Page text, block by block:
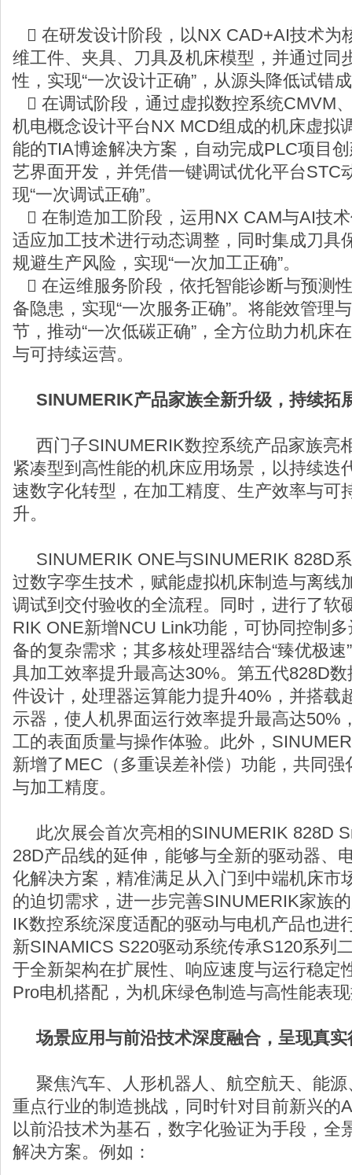
 在研发设计阶段，以NX CAD+AI技术为
维工件、夹具、刀具及机床模型，并通过同
性，实现“一次设计正确”，从源头降低试错
 在调试阶段，通过虚拟数控系统CMVM
机电概念设计平台NX MCD组成的机床虚拟
能的TIA博途解决方案，自动完成PLC项目
艺界面开发，并凭借一键调试优化平台STC
现“一次调试正确”。
 在制造加工阶段，运用NX CAM与AI技
适应加工技术进行动态调整，同时集成刀具
规避生产风险，实现“一次加工正确”。
 在运维服务阶段，依托智能诊断与预测
备隐患，实现“一次服务正确”。将能效管理
节，推动“一次低碳正确”，全方位助力机床
与可持续运营。
SINUMERIK产品家族全新升级，持续拓
西门子SINUMERIK数控系统产品家族亮
紧凑型到高性能的机床应用场景，以持续迭
速数字化转型，在加工精度、生产效率与可
升。
SINUMERIK ONE与SINUMERIK 828D
过数字孪生技术，赋能虚拟机床制造与离线
调试到交付验收的全流程。同时，进行了软
RIK ONE新增NCU Link功能，可协同控制
备的复杂需求；其多核处理器结合“臻优极
具加工效率提升最高达30%。第五代828D
件设计，处理器运算能力提升40%，并搭载
示器，使人机界面运行效率提升最高达50%
工的表面质量与操作体验。此外，
新增了MEC（多重误差补偿）功能，共同
与加工精度。
此次展会首次亮相的SINUMERIK 828D
28D产品线的延伸，能够与全新的驱动器、
化解决方案，精准满足从入门到中端机床市
的迫切需求，进一步完善SINUMERIK家族
IK数控系统深度适配的驱动与电机产品也进
新SINAMICS S220驱动系统传承S120系列
于全新架构在扩展性、响应速度与运行稳定
Pro电机搭配，为机床绿色制造与高性能表
场景应用与前沿技术深度融合，呈现真
聚焦汽车、人形机器人、航空航天、能源
重点行业的制造挑战，同时针对目前新兴的
以前沿技术为基石，数字化验证为手段，全
解决方案。例如：